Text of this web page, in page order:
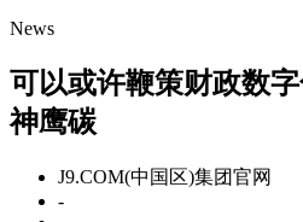
News
可以或许鞭策财政数
神鹰碳
J9.COM(中国区)集团官网
-